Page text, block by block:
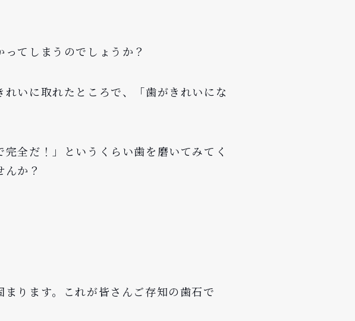
てしまうのでしょうか？
いに取れたところで、「歯がきれいにな
全だ！」というくらい歯を磨いてみてく
か？
ります。これが皆さんご存知の歯石で